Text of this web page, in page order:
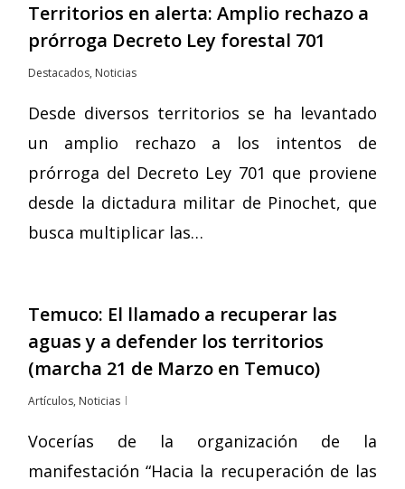
Territorios en alerta: Amplio rechazo a
prórroga Decreto Ley forestal 701
Destacados, Noticias
Desde diversos territorios se ha levantado
un amplio rechazo a los intentos de
prórroga del Decreto Ley 701 que proviene
desde la dictadura militar de Pinochet, que
busca multiplicar las…
Temuco: El llamado a recuperar las
aguas y a defender los territorios
(marcha 21 de Marzo en Temuco)
Artículos, Noticias
Vocerías de la organización de la
manifestación “Hacia la recuperación de las